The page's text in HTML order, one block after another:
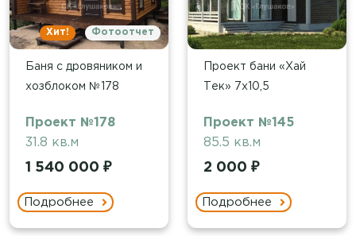
Хит! Фотоотчет
Баня с дровяником и
хозблоком №178
Проект №178
31.8 кв.м
1 540 000 ₽
Подробнее
Проект бани «Хай
Тек» 7х10,5
Проект №145
85.5 кв.м
2 000 ₽
Подробнее